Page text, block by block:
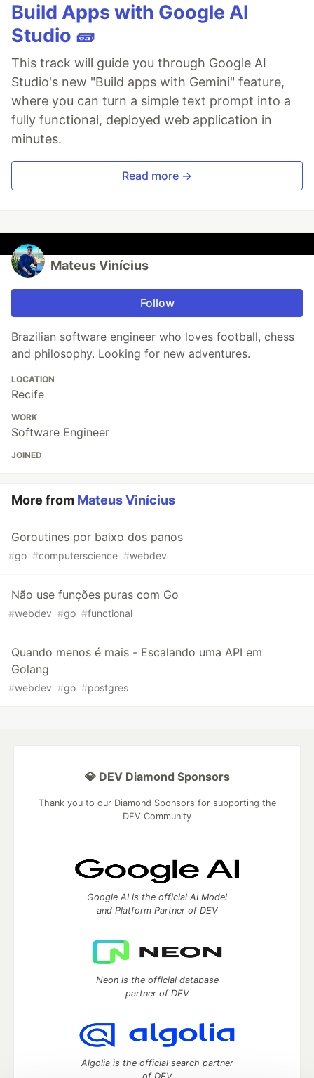
Build Apps with Google AI
Studio 🧱
This track will guide you through Google AI
Studio's new "Build apps with Gemini" feature,
where you can turn a simple text prompt into a
fully functional, deployed web application in
minutes.
Read more →
Mateus Vinícius
Follow
Brazilian software engineer who loves football, chess
and philosophy. Looking for new adventures.
LOCATION
Recife
WORK
Software Engineer
JOINED
More from Mateus Vinícius
Goroutines por baixo dos panos
#go #computerscience #webdev
Não use funções puras com Go
#webdev #go #functional
Quando menos é mais - Escalando uma API em
Golang
#webdev #go #postgres
💎 DEV Diamond Sponsors
Thank you to our Diamond Sponsors for supporting the
DEV Community
Google AI is the official AI Model
and Platform Partner of DEV
Neon is the official database
partner of DEV
Algolia is the official search partner